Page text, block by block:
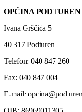
OPĆINA PODTUREN
Ivana Grščića 5
40 317 Podturen
Telefon: 040 847 260
Fax: 040 847 004
E-mail:
OIB: 86969011305